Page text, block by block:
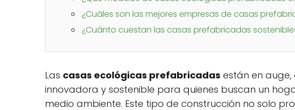
¿Cuáles son las mejores empresas de casas
¿Cuánto cuestan las casas prefabricadas
Las casas ecológicas prefabricadas están en
innovadora y sostenible para quienes buscan un
medio ambiente. Este tipo de construcción no solo